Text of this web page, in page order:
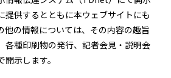
提供するとともに本ウェブサイトにも
他の情報については、その内容の趣旨
各種印刷物の発行、記者会見・説明会
示します。